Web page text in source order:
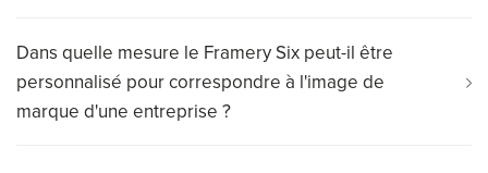
Dans quelle mesure le Framery Six peut-il être
personnalisé pour correspondre à l'image de
marque d'une entreprise ?